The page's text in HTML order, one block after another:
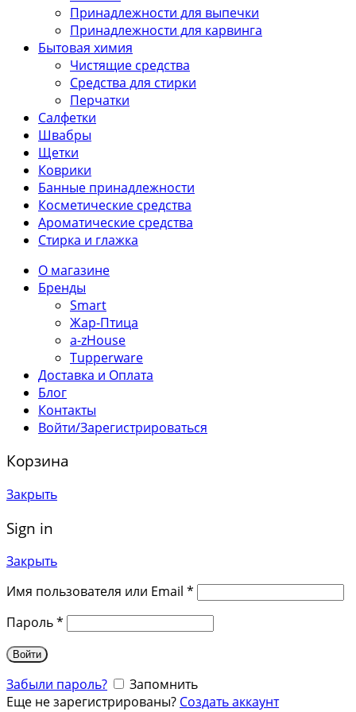
Принадлежности для выпечки
Принадлежности для карвинга
Бытовая химия
Чистящие средства
Средства для стирки
Перчатки
Салфетки
Швабры
Щетки
Коврики
Банные принадлежности
Косметические средства
Ароматические средства
Стирка и глажка
О магазине
Бренды
Smart
Жар-Птица
a-zHouse
Tupperware
Доставка и Оплата
Блог
Контакты
Войти/Зарегистрироваться
Корзина
Закрыть
Sign in
Закрыть
Имя пользователя или Email *
Пароль*
Войти
Забыли пароль?
Запомнить
Еще не зарегистрированы? Создать аккаунт